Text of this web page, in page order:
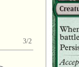
3/2